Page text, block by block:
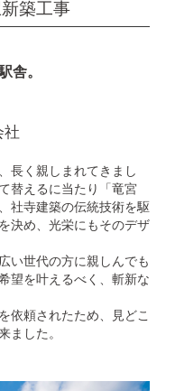
築工事
舎。
社
長く親しまれてきまし
替えるに当たり「竜宮
社寺建築の伝統技術を駆
決め、光栄にもそのデザ
い世代の方に親しんでも
望を叶えるべく、斬新な
依頼されたため、見どこ
ました。